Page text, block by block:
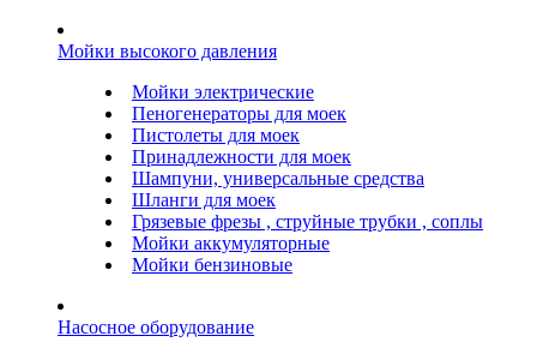
Мойки высокого давления
Мойки электрические
Пеногенераторы для моек
Пистолеты для моек
Принадлежности для моек
Шампуни, универсальные средства
Шланги для моек
Грязевые фрезы , струйные трубки , соплы
Мойки аккумуляторные
Мойки бензиновые
Насосное оборудование